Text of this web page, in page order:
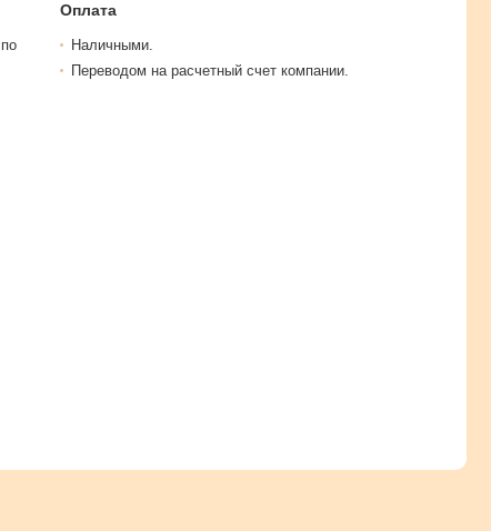
Оплата
Наличными.
Переводом на расчетный счет компании.